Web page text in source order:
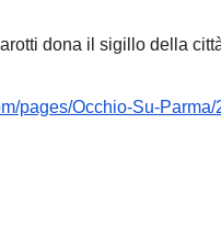
dona il sigillo della
pages/Occhio-Su-